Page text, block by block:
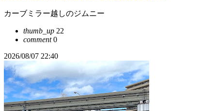
カーブミラー越しのジムニー
thumb_up 22
comment0
2026/08/07 22:40